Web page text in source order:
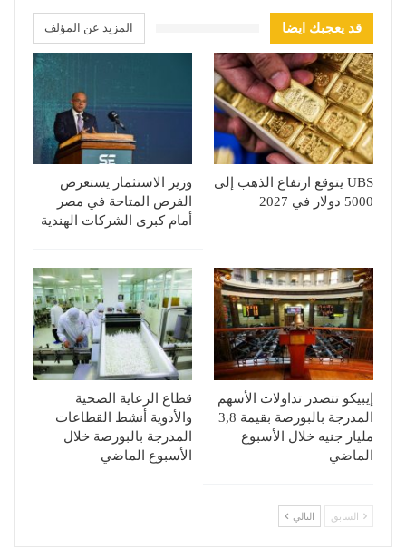
قد يعجبك ايضا المزيد عن المؤلف
UBS يتوقع ارتفاع الذهب إلى
5000 دولار في 2027
وزير الاستثمار يستعرض
الفرص المتاحة في مصر
أمام كبرى الشركات الهندية
إيبيكو تتصدر تداولات الأسهم
المدرجة بالبورصة بقيمة 3,8
مليار جنيه خلال الأسبوع
الماضي
قطاع الرعاية الصحية
والأدوية أنشط القطاعات
المدرجة بالبورصة خلال
الأسبوع الماضي
السابق التالي